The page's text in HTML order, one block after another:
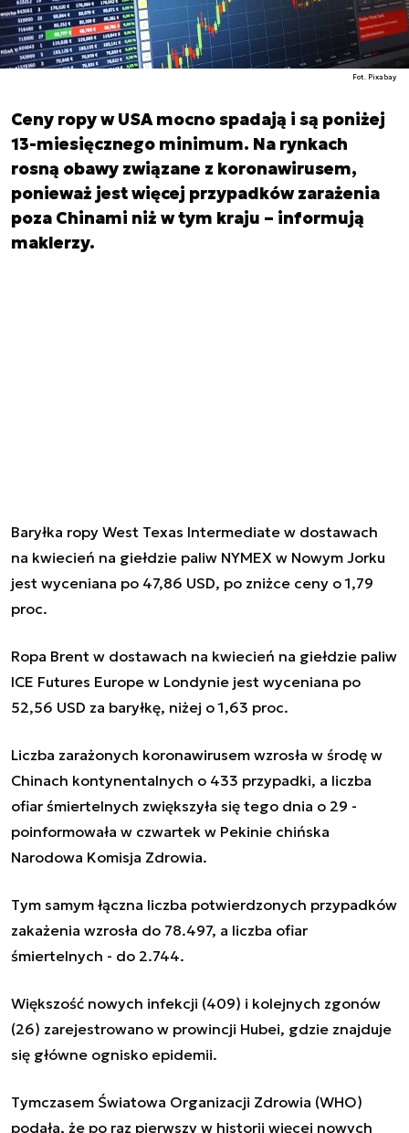
Fot. Pixabay
Ceny ropy w USA mocno spadają i są poniżej
13-miesięcznego minimum. Na rynkach
rosną obawy związane z koronawirusem,
ponieważ jest więcej przypadków zarażenia
poza Chinami niż w tym kraju – informują
maklerzy.
Baryłka ropy West Texas Intermediate w dostawach
na kwiecień na giełdzie paliw NYMEX w Nowym Jorku
jest wyceniana po 47,86 USD, po zniżce ceny o 1,79
proc.
Ropa Brent w dostawach na kwiecień na giełdzie paliw
ICE Futures Europe w Londynie jest wyceniana po
52,56 USD za baryłkę, niżej o 1,63 proc.
Liczba zarażonych koronawirusem wzrosła w środę w
Chinach kontynentalnych o 433 przypadki, a liczba
ofiar śmiertelnych zwiększyła się tego dnia o 29 -
poinformowała w czwartek w Pekinie chińska
Narodowa Komisja Zdrowia.
Tym samym łączna liczba potwierdzonych przypadków
zakażenia wzrosła do 78.497, a liczba ofiar
śmiertelnych - do 2.744.
Większość nowych infekcji (409) i kolejnych zgonów
(26) zarejestrowano w prowincji Hubei, gdzie znajduje
się główne ognisko epidemii.
Tymczasem Światowa Organizacji Zdrowia (WHO)
podała, że po raz pierwszy w historii więcej nowych